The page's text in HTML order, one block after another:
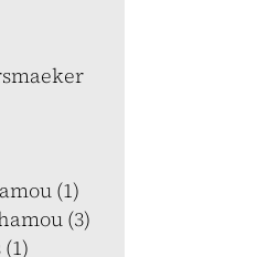
(1)
(3)